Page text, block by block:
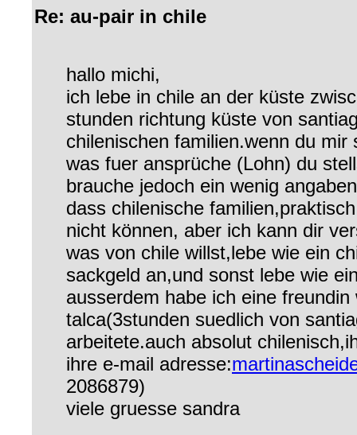
Re: au-pair in chile
hallo michi,
ich lebe in chile an der küste
stunden richtung küste von
chilenischen familien.wenn du
was fuer ansprüche (Lohn) du
brauche jedoch ein wenig
dass chilenische
nicht können, aber ich kann dir
was von chile willst,lebe wie ein
sackgeld an,und sonst lebe wie
ausserdem habe ich eine
talca(3stunden suedlich von
arbeitete.auch absolut
ihre e-mail adresse:
2086879)
viele gruesse sandra